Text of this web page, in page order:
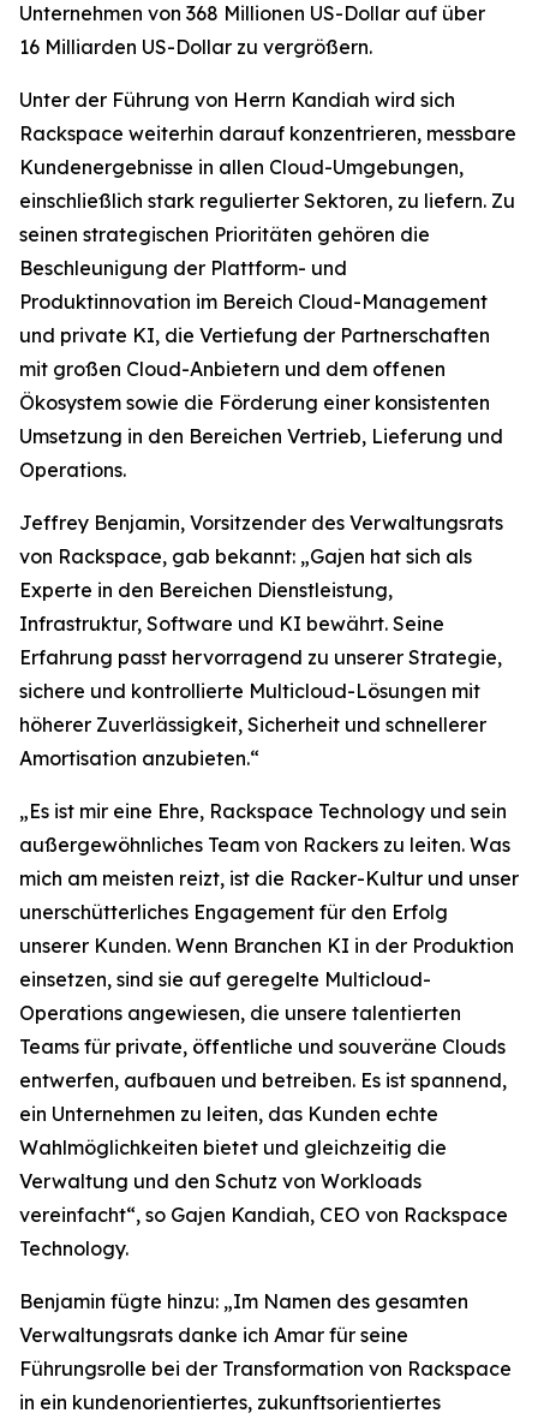
Unternehmen von 368 Millionen US-Dollar auf über
16 Milliarden US-Dollar zu vergrößern.
Unter der Führung von Herrn Kandiah wird sich
Rackspace weiterhin darauf konzentrieren, messbare
Kundenergebnisse in allen Cloud-Umgebungen,
einschließlich stark regulierter Sektoren, zu liefern. Zu
seinen strategischen Prioritäten gehören die
Beschleunigung der Plattform- und
Produktinnovation im Bereich Cloud-Management
und private KI, die Vertiefung der Partnerschaften
mit großen Cloud-Anbietern und dem offenen
Ökosystem sowie die Förderung einer konsistenten
Umsetzung in den Bereichen Vertrieb, Lieferung und
Operations.
Jeffrey Benjamin, Vorsitzender des Verwaltungsrats
von Rackspace, gab bekannt: „Gajen hat sich als
Experte in den Bereichen Dienstleistung,
Infrastruktur, Software und KI bewährt. Seine
Erfahrung passt hervorragend zu unserer Strategie,
sichere und kontrollierte Multicloud-Lösungen mit
höherer Zuverlässigkeit, Sicherheit und schnellerer
Amortisation anzubieten.“
„Es ist mir eine Ehre, Rackspace Technology und sein
außergewöhnliches Team von Rackers zu leiten. Was
mich am meisten reizt, ist die Racker-Kultur und unser
unerschütterliches Engagement für den Erfolg
unserer Kunden. Wenn Branchen KI in der Produktion
einsetzen, sind sie auf geregelte Multicloud-
Operations angewiesen, die unsere talentierten
Teams für private, öffentliche und souveräne Clouds
entwerfen, aufbauen und betreiben. Es ist spannend,
ein Unternehmen zu leiten, das Kunden echte
Wahlmöglichkeiten bietet und gleichzeitig die
Verwaltung und den Schutz von Workloads
vereinfacht“, so Gajen Kandiah, CEO von Rackspace
Technology.
Benjamin fügte hinzu: „Im Namen des gesamten
Verwaltungsrats danke ich Amar für seine
Führungsrolle bei der Transformation von Rackspace
in ein kundenorientiertes, zukunftsorientiertes